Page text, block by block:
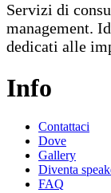
Servizi di
management.
dedicati alle
Info
Contattaci
Dove
Gallery
Diventa
FAQ